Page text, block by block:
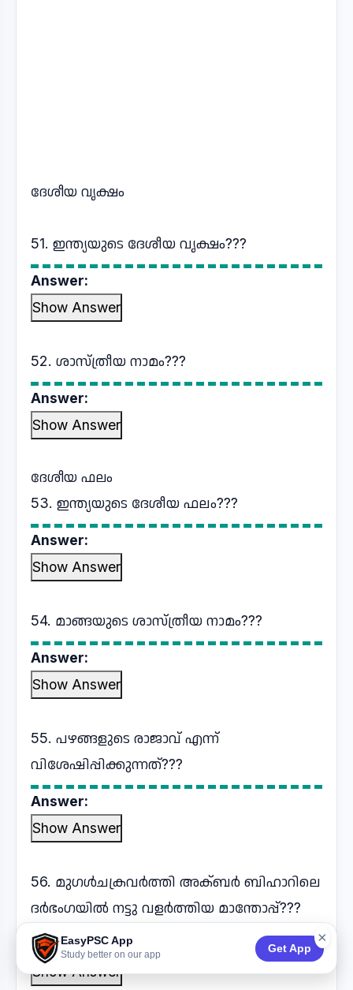
EasyPSC App
Study better on our app
Get App
×
ദേശീയ വൃക്ഷം
51. ഇന്ത്യയുടെ ദേശീയ വൃക്ഷം???
Answer:
Show Answer
52. ശാസ്ത്രീയ നാമം???
Answer:
Show Answer
ദേശീയ ഫലം
53. ഇന്ത്യയുടെ ദേശീയ ഫലം???
Answer:
Show Answer
54. മാങ്ങയുടെ ശാസ്ത്രീയ നാമം???
Answer:
Show Answer
55. പഴങ്ങളുടെ രാജാവ് എന്ന്
വിശേഷിപ്പിക്കുന്നത്???
Answer:
Show Answer
56. മുഗൾചക്രവർത്തി അക്ബർ ബിഹാറിലെ
ദർഭംഗയിൽ നട്ടു വളർത്തിയ മാന്തോപ്പ്???
Answer:
Show Answer